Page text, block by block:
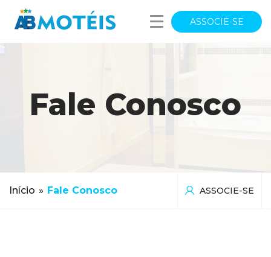
ASSOCIE-SE
Fale Conosco
Início » Fale Conosco ASSOCIE-SE